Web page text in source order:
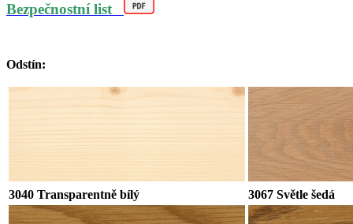
Bezpečnostní list
Odstín:
3040 Transparentně bílý 3067 Světle šedá